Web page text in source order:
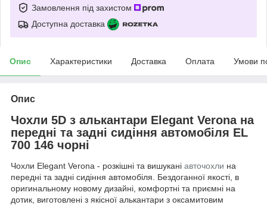
Замовлення під захистом
Доступна доставка
Опис Характеристики Доставка Оплата Умови
Опис
Чохли 5D з алькантари Elegant Verona на
передні та задні сидіння автомобіля EL
700 146 чорні
Чохли Elegant Verona - розкішні та вишукані авточохли на
передні та задні сидіння автомобіля. Бездоганної якості, в
оригинальному новому дизайні, комфортні та приємні на
дотик, виготовлені з якісної алькантари з оксамитовим